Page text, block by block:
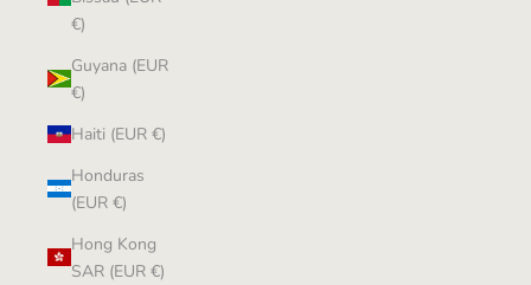
€)
Guyana (EUR
€)
Haiti (EUR €)
Honduras
(EUR €)
Hong Kong
SAR (EUR €)